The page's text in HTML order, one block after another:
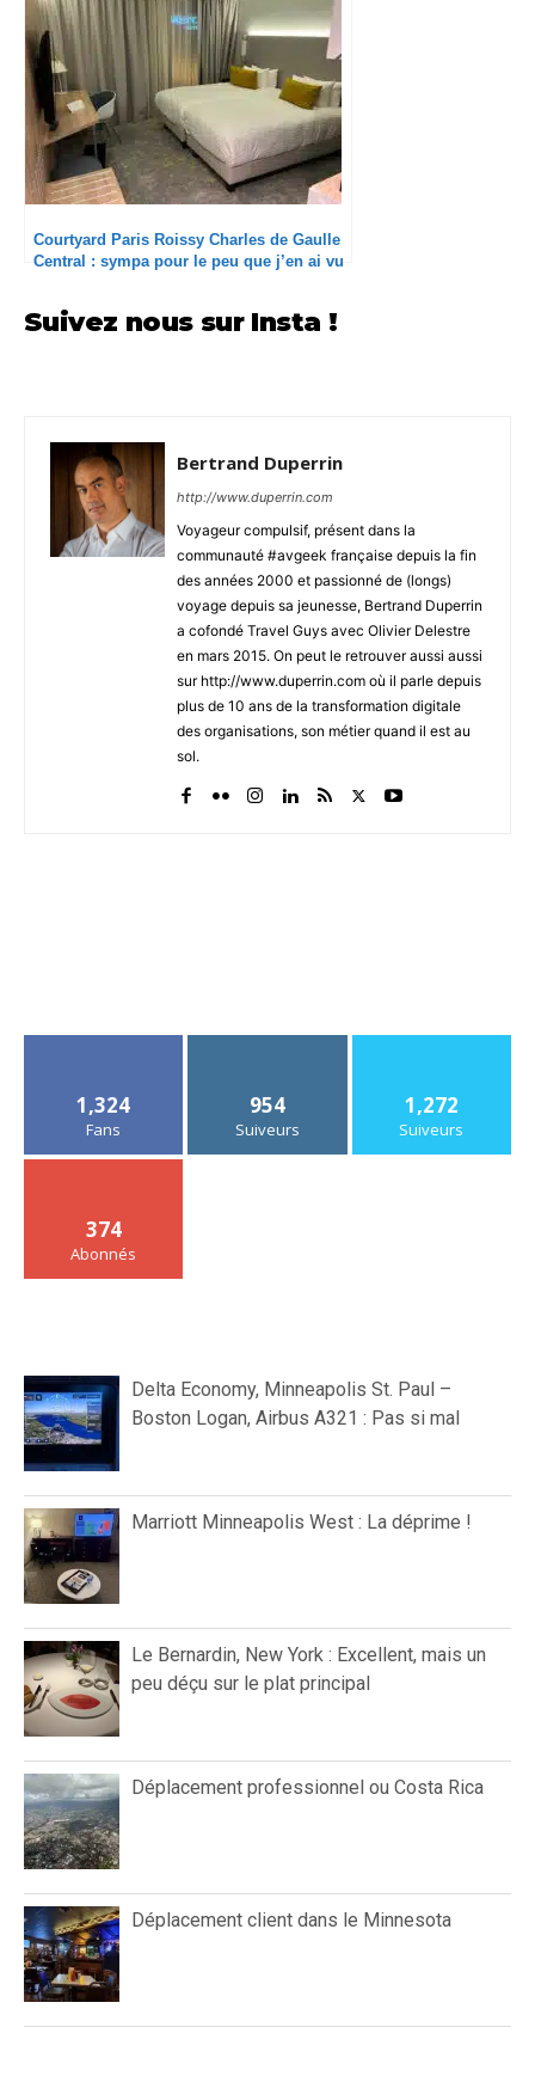
Courtyard Paris Roissy Charles de Gaulle
Central : sympa pour le peu que j’en ai vu
Suivez nous sur Insta !
Bertrand Duperrin
http://www.duperrin.com
Voyageur compulsif, présent dans la
communauté #avgeek française depuis la fin
des années 2000 et passionné de (longs)
voyage depuis sa jeunesse, Bertrand Duperrin
a cofondé Travel Guys avec Olivier Delestre
en mars 2015. On peut le retrouver aussi aussi
sur http://www.duperrin.com où il parle depuis
plus de 10 ans de la transformation digitale
des organisations, son métier quand il est au
sol.
1,324
Fans
954
Suiveurs
1,272
Suiveurs
374
Abonnés
Delta Economy, Minneapolis St. Paul –
Boston Logan, Airbus A321 : Pas si mal
Marriott Minneapolis West : La déprime !
Le Bernardin, New York : Excellent, mais un
peu déçu sur le plat principal
Déplacement professionnel ou Costa Rica
Déplacement client dans le Minnesota